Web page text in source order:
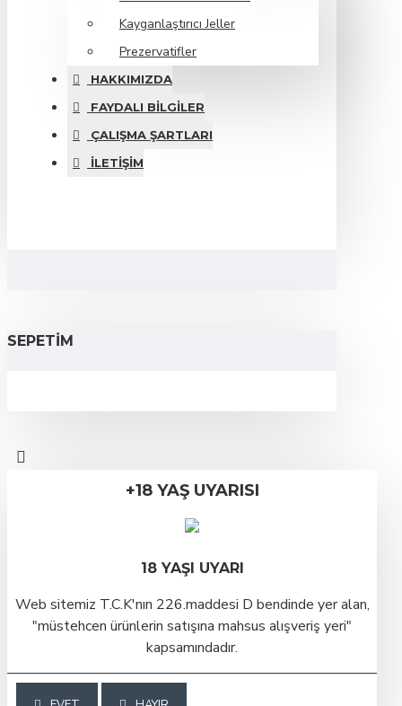
Kayganlaştırıcı Jeller
Prezervatifler
HAKKIMIZDA
FAYDALI BILGILER
ÇALIŞMA ŞARTLARI
İLETIŞIM
SEPETIM
+18 YAŞ UYARISI
18 YAŞI UYARI
Web sitemiz T.C.K'nın 226.maddesi D bendinde yer alan,
"müstehcen ürünlerin satışına mahsus alışveriş yeri"
kapsamındadır.